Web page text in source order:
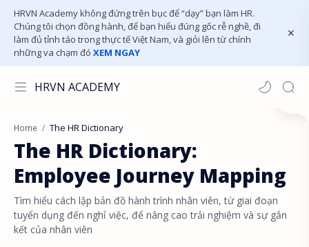
HRVN Academy không đứng trên bục để “dạy” bạn làm HR.
Chúng tôi chọn đồng hành, để bạn hiểu đúng gốc rễ nghề, đi
làm đủ tỉnh táo trong thực tế Việt Nam, và giỏi lên từ chính
những va chạm đó XEM NGAY
HRVN ACADEMY
Home The HR Dictionary
The HR Dictionary:
Employee Journey Mapping
Tìm hiểu cách lập bản đồ hành trình nhân viên, từ giai đoạn
tuyển dụng đến nghỉ việc, để nâng cao trải nghiệm và sự gắn
kết của nhân viên